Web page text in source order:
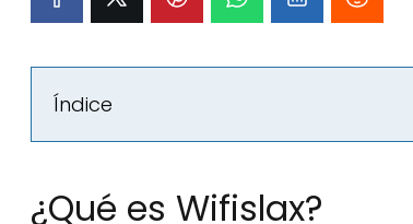
Índice
¿Qué es Wifislax?